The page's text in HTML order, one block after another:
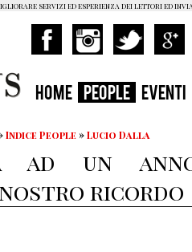
HOME PEOPLE EVENTI
Indice People »Lucio Dalla
ad un
nostro ricordo
servizi ed esperienza dei lettori ed